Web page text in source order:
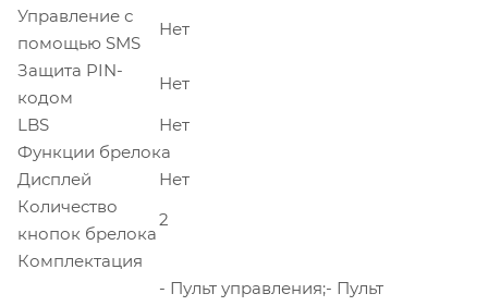
Управление с
помощью SMS
Нет
Защита PIN-
кодом
Нет
LBS
Нет
Функции брелока
Дисплей
Нет
Количество
кнопок брелока
2
Комплектация
- Пульт управления;- Пульт